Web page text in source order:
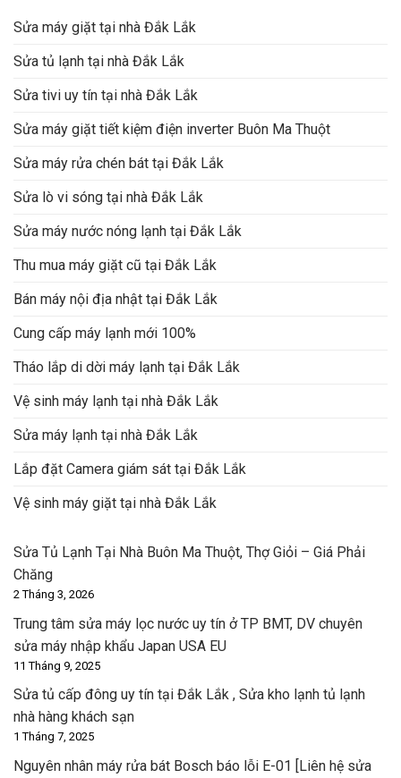
Sửa máy giặt tại nhà Đắk Lắk
Sửa tủ lạnh tại nhà Đắk Lắk
Sửa tivi uy tín tại nhà Đắk Lắk
Sửa máy giặt tiết kiệm điện inverter Buôn Ma Thuột
Sửa máy rửa chén bát tại Đắk Lắk
Sửa lò vi sóng tại nhà Đắk Lắk
Sửa máy nước nóng lạnh tại Đắk Lắk
Thu mua máy giặt cũ tại Đắk Lắk
Bán máy nội địa nhật tại Đắk Lắk
Cung cấp máy lạnh mới 100%
Tháo lắp di dời máy lạnh tại Đắk Lắk
Vệ sinh máy lạnh tại nhà Đắk Lắk
Sửa máy lạnh tại nhà Đắk Lắk
Lắp đặt Camera giám sát tại Đắk Lắk
Vệ sinh máy giặt tại nhà Đắk Lắk
Sửa Tủ Lạnh Tại Nhà Buôn Ma Thuột, Thợ Giỏi – Giá Phải
Chăng
2 Tháng 3, 2026
Trung tâm sửa máy lọc nước uy tín ở TP BMT, DV chuyên
sửa máy nhập khẩu Japan USA EU
11 Tháng 9, 2025
Sửa tủ cấp đông uy tín tại Đắk Lắk , Sửa kho lạnh tủ lạnh
nhà hàng khách sạn
1 Tháng 7, 2025
Nguyên nhân máy rửa bát Bosch báo lỗi E-01 [Liên hệ sửa